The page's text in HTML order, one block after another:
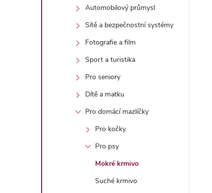
Automobilový průmysl
Sítě a bezpečnostní systémy
Fotografie a film
Sport a turistika
Pro seniory
Dítě a matku
Pro domácí mazlíčky
Pro kočky
Pro psy
Mokré krmivo
Suché krmivo